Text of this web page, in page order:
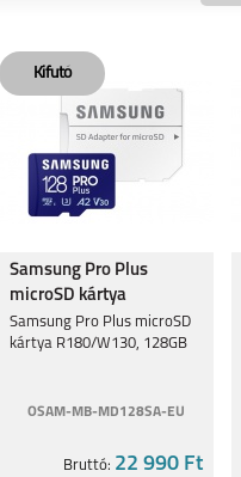
GOOGLE PIXEL 9
Samsung Pro Plus
microSD kártya
R180/W130, 128GB
Samsung Pro Plus microSD
kártya R180/W130, 128GB
OSAM-MB-MD128SA-EU
Bruttó: 22 990 Ft